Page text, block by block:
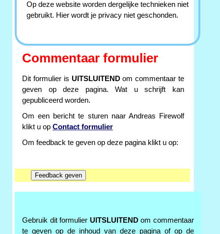
Op deze website worden dergelijke technieken niet
gebruikt. Hier wordt je privacy niet geschonden.
Commentaar formulier
Dit formulier is UITSLUITENDom commentaar te
geven op deze pagina. Wat u schrijft kan
gepubliceerd worden.
Om een bericht te sturen naar Andreas Firewolf
klikt u op Contact formulier
Om feedback te geven op deze pagina klikt u op:
Gebruik dit formulier UITSLUITENDom commentaar
te geven op de inhoud van deze pagina of op de